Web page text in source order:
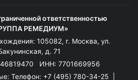
ответственностью
РЕМЕДИУМ»
105082, г. Москва, ул.
д. 71
ИНН: 7701669956
Телефон: +7 (495) 780-34-25